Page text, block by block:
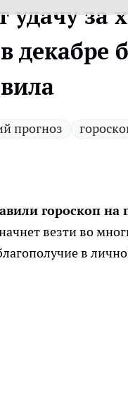
за
декабре
прогноз
гороскоп
везти во
в